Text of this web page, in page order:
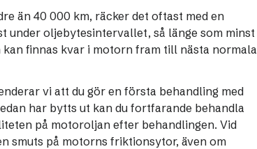
än 40 000 km, räcker det oftast med en
under oljebytesintervallet, så länge som minst
finnas kvar i motorn fram till nästa normala
vi att du gör en första behandling med
har bytts ut kan du fortfarande behandla
på motoroljan efter behandlingen. Vid
smuts på motorns friktionsytor, även om